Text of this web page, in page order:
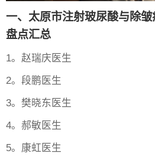
一、太原市注射玻尿酸与除
盘点汇总
1。赵瑞庆医生
2。段鹏医生
3。樊晓东医生
4。郝敏医生
5。康虹医生